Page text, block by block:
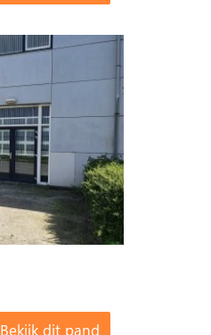
Bekijk dit pand